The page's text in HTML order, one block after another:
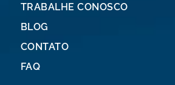
TRABALHE CONOSCO
BLOG
CONTATO
FAQ